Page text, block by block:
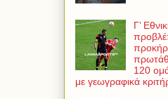
Γ’
120
με γεωγραφικά